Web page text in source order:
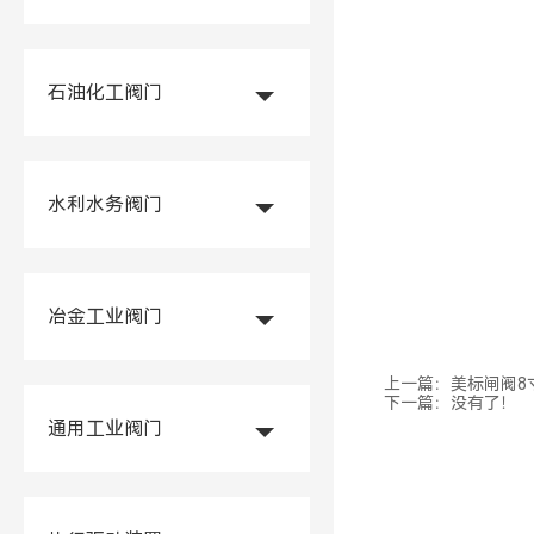
石油化工阀门
水利水务阀门
冶金工业阀门
通用工业阀门
上一篇： 美标闸阀8
下一篇：没有了！